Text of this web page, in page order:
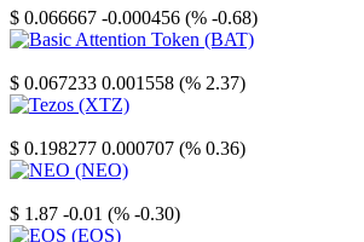
$ 0.066667 -0.000456 (% -0.68)
$ 0.067233 0.001558 (% 2.37)
$ 0.198277 0.000707 (% 0.36)
$ 1.87 -0.01 (% -0.30)